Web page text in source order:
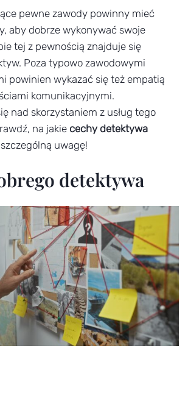
pewne zawody powinny mieć
aby dobrze wykonywać swoje
tej z pewnością znajduje się
Poza typowo zawodowymi
powinien wykazać się też empatią
komunikacyjnymi.
nad skorzystaniem z usług tego
na jakie cechy detektywa
uwagę!
detektywa